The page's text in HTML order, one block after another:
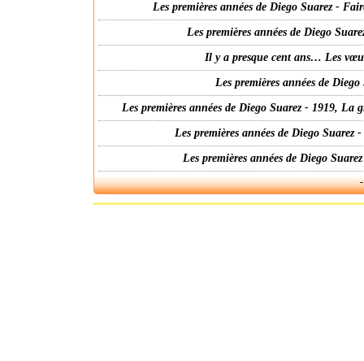
Les premières années de Diego Suarez -
Les premières années de Diego
Il y a presque cent ans… Les
Les premières années de
Les premières années de Diego Suarez - 1919,
Les premières années de Diego
Les premières années de Diego